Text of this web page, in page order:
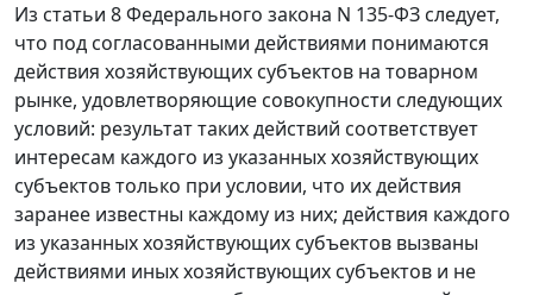
Из статьи 8Федерального закона N 135-ФЗ следует,
что под согласованными действиями понимаются
действия хозяйствующих субъектов на товарном
рынке, удовлетворяющие совокупности следующих
условий: результат таких действий соответствует
интересам каждого из указанных хозяйствующих
субъектов только при условии, что их действия
заранее известны каждому из них; действия каждого
из указанных хозяйствующих субъектов вызваны
действиями иных хозяйствующих субъектов и не